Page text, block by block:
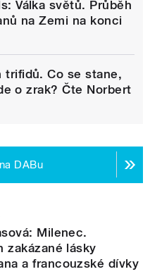
Válka světů. Průběh
na Zemi na konci
trifidů. Co se stane,
o zrak? Čte Norbert
DABu
Milenec.
zakázané lásky
a francouzské dívky